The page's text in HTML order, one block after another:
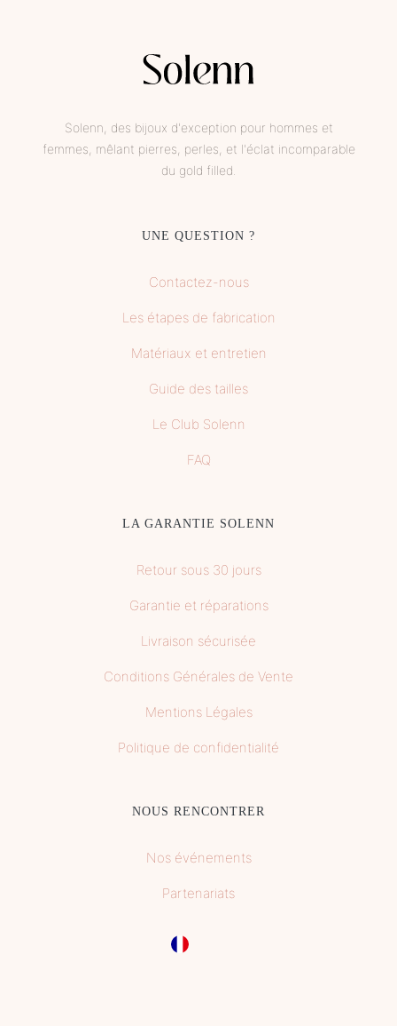
Solenn, des bijoux d'exception pour hommes et
femmes, mêlant pierres, perles, et l'éclat incomparable
du gold filled.
UNE QUESTION ?
Contactez-nous
Les étapes de fabrication
Matériaux et entretien
Guide des tailles
Le Club Solenn
FAQ
LA GARANTIE SOLENN
Retour sous 30 jours
Garantie et réparations
Livraison sécurisée
Conditions Générales de Vente
Mentions Légales
Politique de confidentialité
NOUS RENCONTRER
Nos événements
Partenariats